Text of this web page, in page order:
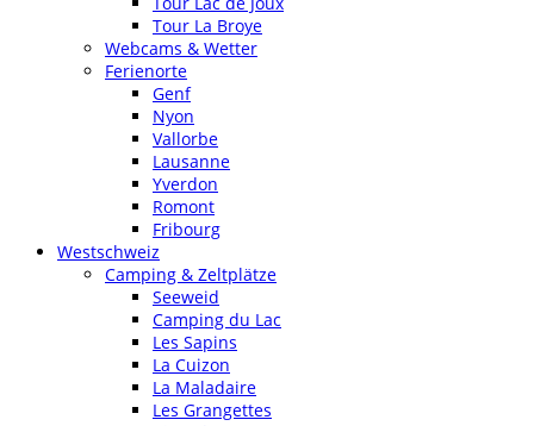
Tour La Broye
Webcams & Wetter
Ferienorte
Genf
Nyon
Vallorbe
Lausanne
Yverdon
Romont
Fribourg
Westschweiz
Camping & Zeltplätze
Seeweid
Camping du Lac
Les Sapins
La Cuizon
La Maladaire
Les Grangettes